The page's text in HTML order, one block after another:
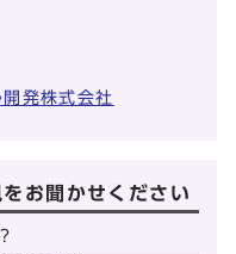
発株式会社
お聞かせください